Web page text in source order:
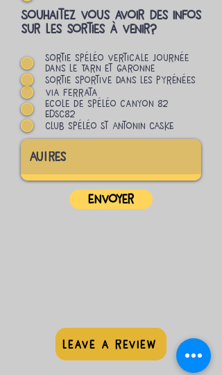
Souhaitez vous avoir des infos
sur les sorties à venir?
Sortie spéléo verticale journée
dans le Tarn et Garonne
Sortie sportive dans les pyrénées
via ferrata
Ecole de spéléo canyon 82
EDSC82
Club spéléo St Antonin CASKE
Envoyer
leave a review